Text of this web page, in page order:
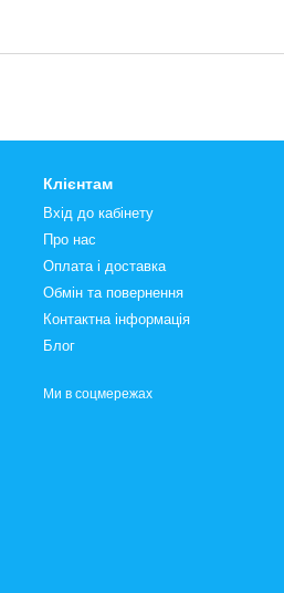
Клієнтам
Вхід до кабінету
Про нас
Оплата і доставка
Обмін та повернення
Контактна інформація
Блог
Ми в соцмережах